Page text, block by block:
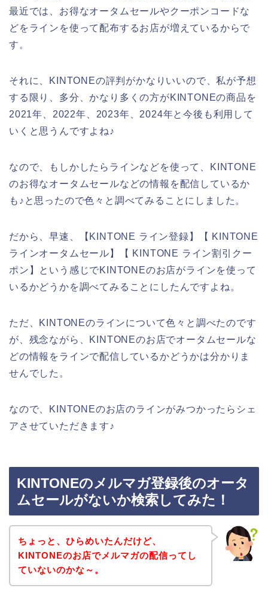
最近では、お得なオータムセールやクーポンコードな
どをラインを使って配布するお店が増えているからで
す。
それに、KINTONEの評判がかなりいいので、私が予想
する限り、多分、かなり多くの方がKINTONEの商品を
2021年、2022年、2023年、2024年と今後も利用して
いくと思うんですよね♪
なので、もしかしたらラインなどを使って、KINTONE
のお得なオータムセールなどの情報を配信しているか
も♪と思ったので色々と調べてみることにしました。
だから、早速、【KINTONE ライン登録】【 KINTONE
ラインオータムセール】【 KINTONE ライン割引クー
ポン】という感じでKINTONEのお店がラインを使って
いるかどうかを調べてみることにしたんですよね。
ただ、KINTONEのラインについて色々と調べたのです
が、残念ながら、KINTONEのお店でオータムセールな
どの情報をラインで配信しているかどうかは分かりま
せんでした。
なので、KINTONEのお店のラインがみつかったらシェ
アさせていただきます♪
KINTONEのメルマガ登録後のオータ
ムセールがないか検索してみた！
ちょっと、ひらめいたんだけど、
KINTONEのお店でメルマガの配信ってし
ていないのかな～。